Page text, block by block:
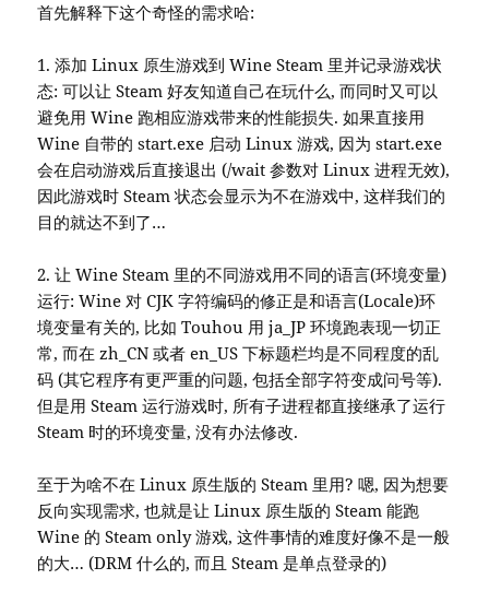
首先解释下这个奇怪的需求哈:
1. 添加 Linux 原生游戏到 Wine Steam 里并记录游戏状
态: 可以让 Steam 好友知道自己在玩什么, 而同时又可以
避免用 Wine 跑相应游戏带来的性能损失. 如果直接用
Wine 自带的 start.exe 启动 Linux 游戏, 因为 start.exe
会在启动游戏后直接退出 (/wait 参数对 Linux 进程无效),
因此游戏时 Steam 状态会显示为不在游戏中, 这样我们的
目的就达不到了…
2. 让 Wine Steam 里的不同游戏用不同的语言(环境变量)
运行: Wine 对 CJK 字符编码的修正是和语言(Locale)环
境变量有关的, 比如 Touhou 用 ja_JP 环境跑表现一切正
常, 而在 zh_CN 或者 en_US 下标题栏均是不同程度的乱
码 (其它程序有更严重的问题, 包括全部字符变成问号等).
但是用 Steam 运行游戏时, 所有子进程都直接继承了运行
Steam 时的环境变量, 没有办法修改.
至于为啥不在 Linux 原生版的 Steam 里用? 嗯, 因为想要
反向实现需求, 也就是让 Linux 原生版的 Steam 能跑
Wine 的 Steam only 游戏, 这件事情的难度好像不是一般
的大… (DRM 什么的, 而且 Steam 是单点登录的)